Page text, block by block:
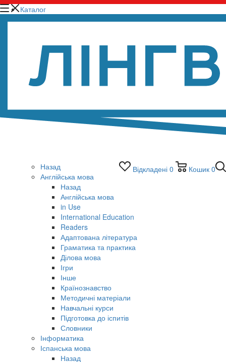
Відкладені 0 Кошик 0
Каталог
Назад
Англійська мова
Назад
Англійська мова
in Use
International Education
Readers
Адаптована література
Граматика та практика
Ділова мова
Ігри
Інше
Країнознавство
Методичні матеріали
Навчальні курси
Підготовка до іспитів
Словники
Інформатика
Іспанська мова
Назад